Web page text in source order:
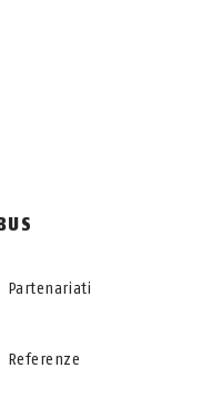
Partenariati
Referenze